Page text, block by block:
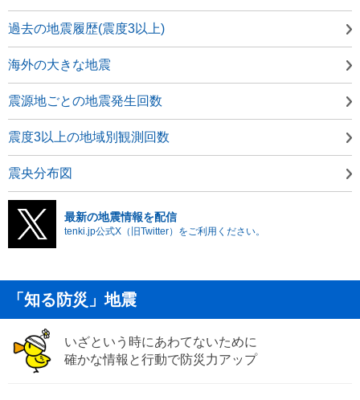
過去の地震履歴(震度3以上)
海外の大きな地震
震源地ごとの地震発生回数
震度3以上の地域別観測回数
震央分布図
最新の地震情報を配信
tenki.jp公式X（旧Twitter）をご利用ください。
「知る防災」地震
いざという時にあわてないために
確かな情報と行動で防災力アップ